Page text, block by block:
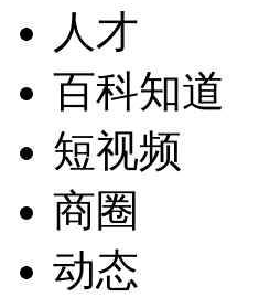
人才
百科知道
短视频
商圈
动态